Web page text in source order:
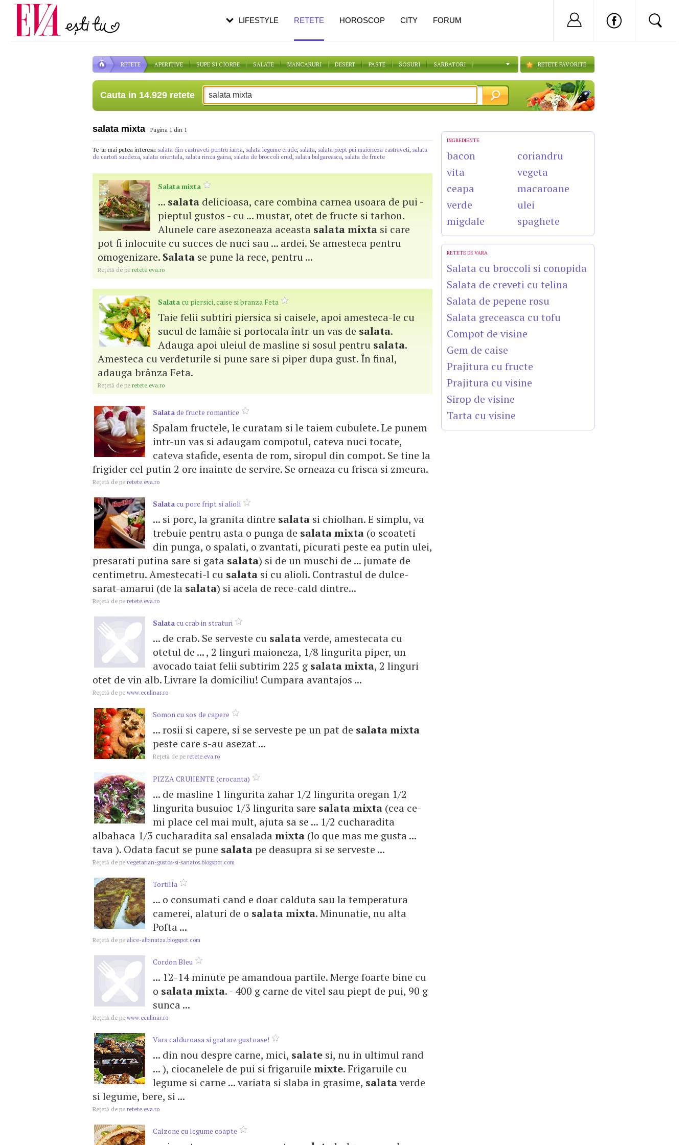
RETETE APERITIVE SUPE SI CIORBE SALATE MANCARURI DESERT PASTE SOSURI SARBATORI RETETE FAVORITE
Cauta in 14.929 retete
salata mixta Pagina 1 din 1
Te-ar mai putea interesa: salata din castraveti pentru iarna, salata legume crude, salata, salata piept pui maioneza castraveti, salata
de cartofi suedeza, salata orientala, salata rinza gaina, salata de broccoli crud, salata bulgareasca, salata de fructe
Salatamixta
... salata delicioasa, care combina carnea usoara de pui -
pieptul gustos - cu ... mustar, otet de fructe si tarhon.
Alunele care asezoneaza aceasta salatamixta si care
pot fi inlocuite cu succes de nuci sau ... ardei. Se amesteca pentru
omogenizare. Salata se pune la rece, pentru ...
Reţetă de pe retete.eva.ro
Salatacu piersici, caise si branza Feta
Taie felii subtiri piersica si caisele, apoi amesteca-le cu
sucul de lamâie si portocala într-un vas de salata.
Adauga apoi uleiul de masline si sosul pentru salata.
Amesteca cu verdeturile si pune sare si piper dupa gust. În final,
adauga brânza Feta.
Reţetă de pe retete.eva.ro
Salatade fructe romantice
Spalam fructele, le curatam si le taiem cubulete. Le punem
intr-un vas si adaugam compotul, cateva nuci tocate,
cateva stafide, esenta de rom, siropul din compot. Se tine la
frigider cel putin 2 ore inainte de servire. Se orneaza cu frisca si zmeura.
Reţetă de pe retete.eva.ro
Salatacu porc fript si alioli
... si porc, la granita dintre salata si chiolhan. E simplu, va
trebuie pentru asta o punga de salatamixta (o scoateti
din punga, o spalati, o zvantati, picurati peste ea putin ulei,
presarati putina sare si gata salata) si de un muschi de ... jumate de
centimetru. Amestecati-l cu salata si cu alioli. Contrastul de dulce-
sarat-amarui (de la salata) si acela de rece-cald dintre...
Reţetă de pe retete.eva.ro
Salatacu crab in straturi
... de crab. Se serveste cu salataverde, amestecata cu
otetul de ... , 2 linguri maioneza, 1/8 lingurita piper, un
avocado taiat felii subtirim 225 g salatamixta, 2 linguri
otet de vin alb. Livrare la domiciliu! Cumpara avantajos ...
Reţetă de pe www.eculinar.ro
Somon cu sos de capere
... rosii si capere, si se serveste pe un pat de salatamixta
peste care s-au asezat ...
Reţetă de pe retete.eva.ro
PIZZA CRUJIENTE (crocanta)
... de masline 1 lingurita zahar 1/2 lingurita oregan 1/2
lingurita busuioc 1/3 lingurita sare salatamixta (cea ce-
mi place cel mai mult, ajuta sa se ... 1/2 cucharadita
albahaca 1/3 cucharadita sal ensaladamixta (lo que mas me gusta ...
tava ). Odata facut se pune salatape deasupra si se serveste ...
Reţetă de pe vegetarian-gustos-si-sanatos.blogspot.com
Tortilla
... o consumati cand e doar calduta sau la temperatura
camerei, alaturi de o salatamixta. Minunatie, nu alta
Pofta ...
Reţetă de pe alice-albinutza.blogspot.com
Cordon Bleu
... 12-14 minute pe amandoua partile. Merge foarte bine cu
o salatamixta. - 400 g carne de vitel sau piept de pui, 90 g
sunca ...
Reţetă de pe www.eculinar.ro
Vara calduroasa si gratare gustoase!
... din nou despre carne, mici, salate si, nu in ultimul rand
... ), ciocanelele de pui si frigaruile mixte. Frigaruile cu
legume si carne ... variata si slaba in grasime, salataverde
si legume, bere, si ...
Reţetă de pe retete.eva.ro
Calzone cu legume coapte
INGREDIENTE
bacon
vita
ceapa
verde
migdale
coriandru
vegeta
macaroane
ulei
spaghete
RETETE DE VARA
Salata cu broccoli si conopida
Salata de creveti cu telina
Salata de pepene rosu
Salata greceasca cu tofu
Compot de visine
Gem de caise
Prajitura cu fructe
Prajitura cu visine
Sirop de visine
Tarta cu visine
LIFESTYLE RETETE HOROSCOP CITY FORUM Nu ai cont?
Carieră
Actualitate